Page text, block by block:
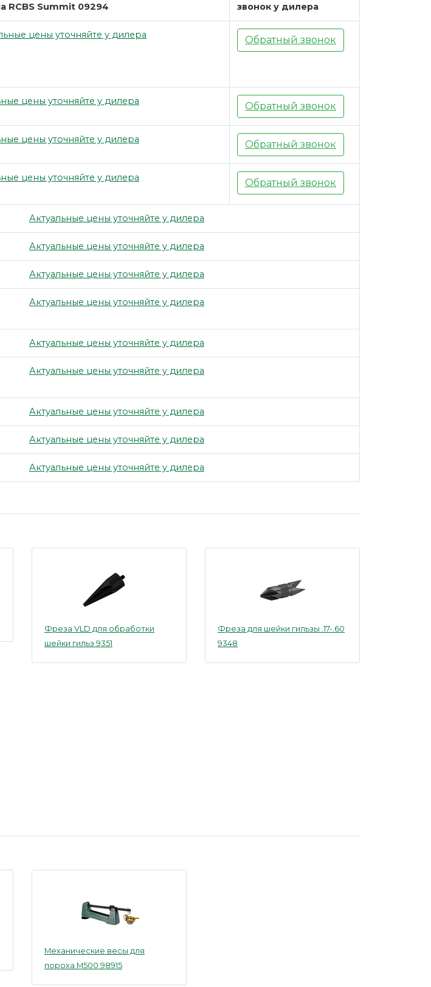
RCBS Summit 09294
звонок у дилера
цены уточняйте у дилера Обратный звонок
цены уточняйте у дилера Обратный звонок
цены уточняйте у дилера Обратный звонок
цены уточняйте у дилера Обратный звонок
Актуальные цены уточняйте у дилера
Актуальные цены уточняйте у дилера
Актуальные цены уточняйте у дилера
Актуальные цены уточняйте у дилера
Актуальные цены уточняйте у дилера
Актуальные цены уточняйте у дилера
Актуальные цены уточняйте у дилера
Актуальные цены уточняйте у дилера
Актуальные цены уточняйте у дилера
Фреза VLD для обработки
шейки гильз 9351
Фреза для шейки гильзы .17-.60
9348
Механические весы для
пороха M500 98915